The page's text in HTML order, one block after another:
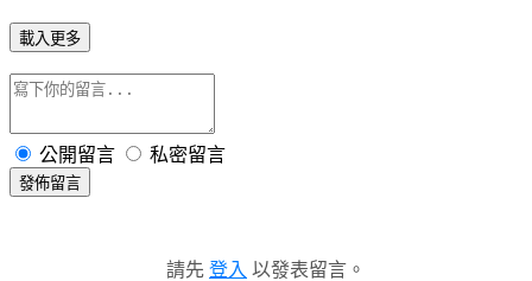
載入更多
公開留言 私密留言
發佈留言
請先 登入 以發表留言。